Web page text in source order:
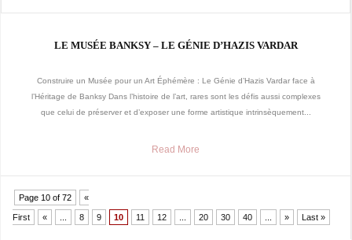
LE MUSÉE BANKSY – LE GÉNIE D’HAZIS VARDAR
Construire un Musée pour un Art Éphémère : Le Génie d’Hazis Vardar face à
l’Héritage de Banksy Dans l’histoire de l’art, rares sont les défis aussi complexes
que celui de préserver et d’exposer une forme artistique intrinsèquement...
Read More
Page 10 of 72 «
First « 8 9 10 11 12 20 30 40 » Last »